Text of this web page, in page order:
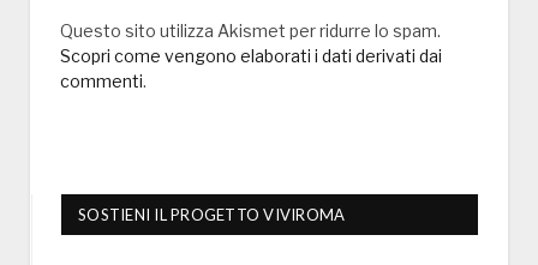
Questo sito utilizza Akismet per ridurre lo spam.
Scopri come vengono elaborati i dati derivati dai
commenti.
SOSTIENI IL PROGETTO VIVIROMA